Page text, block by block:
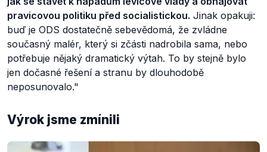
pravicovou politiku před socialistickou. Jinak opakuji:
buď je ODS dostatečně sebevědomá, že zvládne
současný malér, který si zčásti nadrobila sama, nebo
potřebuje nějaký dramatický výtah. To by stejně bylo
jen dočasné řešení a stranu by dlouhodobě
neposunovalo."
Výrok jsme zmínili